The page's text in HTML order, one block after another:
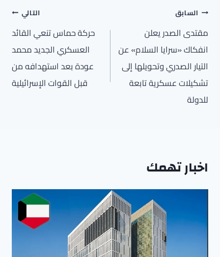
تصفّح
المقالات
السابق
مقتدى الصدر يعلن
انفكاك «سرايا السلام» عن
التيار الصدري وتحويلها إلى
تشكيلات عسكرية تابعة
للدولة
التالي
حركة حماس تنعي القائد
العسكري الجديد محمد
عودة بعد استهدافه من
قبل القوات الإسرائيلية
اخبار تهمك